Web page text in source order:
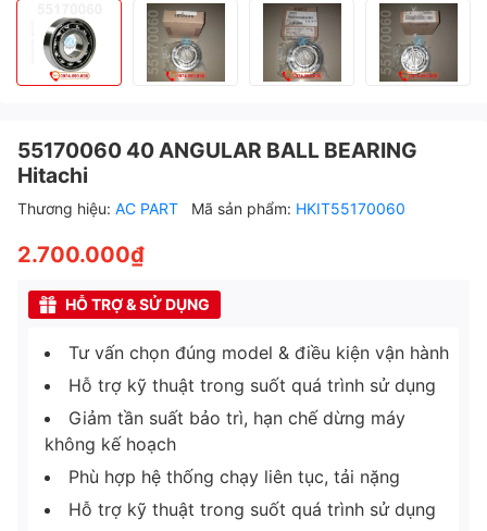
55170060 40 ANGULAR BALL BEARING
Hitachi
Thương hiệu: AC PART Mã sản phẩm: HKIT55170060
2.700.000₫
HỖ TRỢ & SỬ DỤNG
Tư vấn chọn đúng model & điều kiện vận hành
Hỗ trợ kỹ thuật trong suốt quá trình sử dụng
Giảm tần suất bảo trì, hạn chế dừng máy
không kế hoạch
Phù hợp hệ thống chạy liên tục, tải nặng
Hỗ trợ kỹ thuật trong suốt quá trình sử dụng